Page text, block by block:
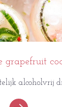
grapefruit
alcoholvrij